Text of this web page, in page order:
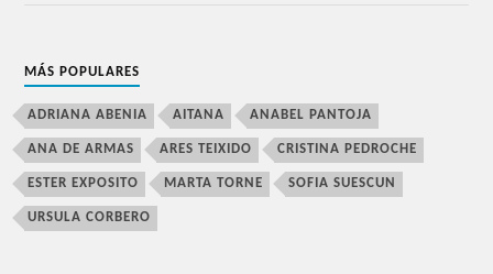
MÁS POPULARES
ADRIANA ABENIA AITANA ANABEL PANTOJA
ANA DE ARMAS ARES TEIXIDO CRISTINA PEDROCHE
ESTER EXPOSITO MARTA TORNE SOFIA SUESCUN
URSULA CORBERO